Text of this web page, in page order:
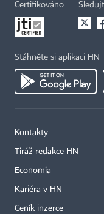
Certifikováno
Stáhněte si aplikaci HN
Kontakty
Tiráž redakce HN
Economia
Kariéra v HN
Ceník inzerce